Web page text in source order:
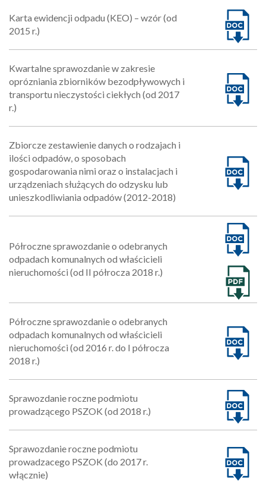
Karta ewidencji odpadu (KEO) – wzór (od
2015 r.)
Kwartalne sprawozdanie w zakresie
oprózniania zbiorników bezodpływowych i
transportu nieczystości ciekłych (od 2017
r.)
Zbiorcze zestawienie danych o rodzajach i
ilości odpadów, o sposobach
gospodarowania nimi oraz o instalacjach i
urządzeniach służących do odzysku lub
unieszkodliwiania odpadów (2012-2018)
Półroczne sprawozdanie o odebranych
odpadach komunalnych od właścicieli
nieruchomości (od II półrocza 2018 r.)
Półroczne sprawozdanie o odebranych
odpadach komunalnych od właścicieli
nieruchomości (od 2016 r. do I półrocza
2018 r.)
Sprawozdanie roczne podmiotu
prowadzącego PSZOK (od 2018 r.)
Sprawozdanie roczne podmiotu
prowadzacego PSZOK (do 2017 r.
włącznie)